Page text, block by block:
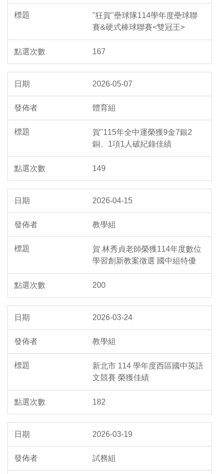
"狂賀"壘球隊114學年度壘球聯
賽&硬式棒球聯賽<雙冠王>
167
2026-05-07
體育組
賀"115年全中運榮獲9金7銀2
銅、1項1人破紀錄佳績
149
2026-04-15
教學組
賀 林秀貞老師榮獲114年度數位
學習創新教案徵選 國中組特優
200
2026-03-24
教學組
新北市 114 學年度西區國中英語
文競賽 榮獲佳績
182
2026-03-19
試務組